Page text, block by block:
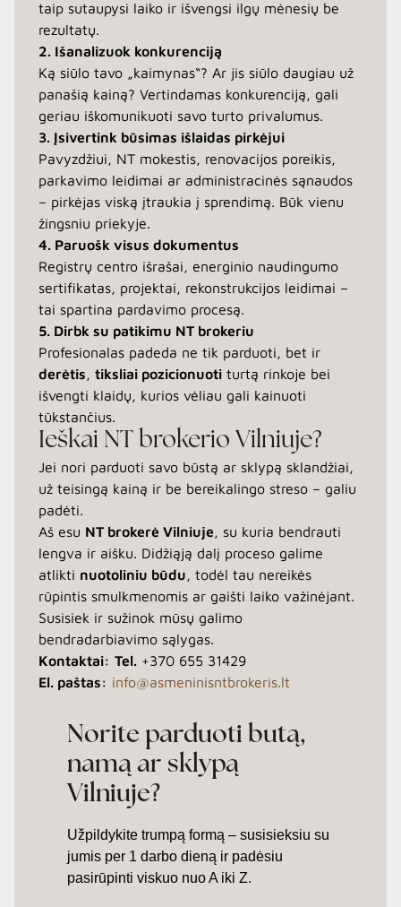
taip sutaupysi laiko ir išvengsi ilgų mėnesių be
rezultatų.
2. Išanalizuok konkurenciją
Ką siūlo tavo „kaimynas“? Ar jis siūlo daugiau už
panašią kainą? Vertindamas konkurenciją, gali
geriau iškomunikuoti savo turto privalumus.
3. Įsivertink būsimas išlaidas pirkėjui
Pavyzdžiui, NT mokestis, renovacijos poreikis,
parkavimo leidimai ar administracinės sąnaudos
– pirkėjas viską įtraukia į sprendimą. Būk vienu
žingsniu priekyje.
4. Paruošk visus dokumentus
Registrų centro išrašai, energinio naudingumo
sertifikatas, projektai, rekonstrukcijos leidimai –
tai spartina pardavimo procesą.
5. Dirbk su patikimu NT brokeriu
Profesionalas padeda ne tik parduoti, bet ir
derėtis, tiksliai pozicionuotiturtą rinkoje bei
išvengti klaidų, kurios vėliau gali kainuoti
tūkstančius.
Ieškai NT brokerio Vilniuje?
Jei nori parduoti savo būstą ar sklypą sklandžiai,
už teisingą kainą ir be bereikalingo streso – galiu
padėti.
Aš esu NT brokerė Vilniuje, su kuria bendrauti
lengva ir aišku. Didžiąją dalį proceso galime
atlikti nuotoliniu būdu, todėl tau nereikės
rūpintis smulkmenomis ar gaišti laiko važinėjant.
Susisiek ir sužinok mūsų galimo
bendradarbiavimo sąlygas.
Kontaktai: Tel.+370 655 31429
El. paštas: info@asmeninisntbrokeris.lt
Norite parduoti butą,
namą ar sklypą
Vilniuje?
Užpildykite trumpą formą – susisieksiu su
jumis per 1 darbo dieną ir padėsiu
pasirūpinti viskuo nuo A iki Z.